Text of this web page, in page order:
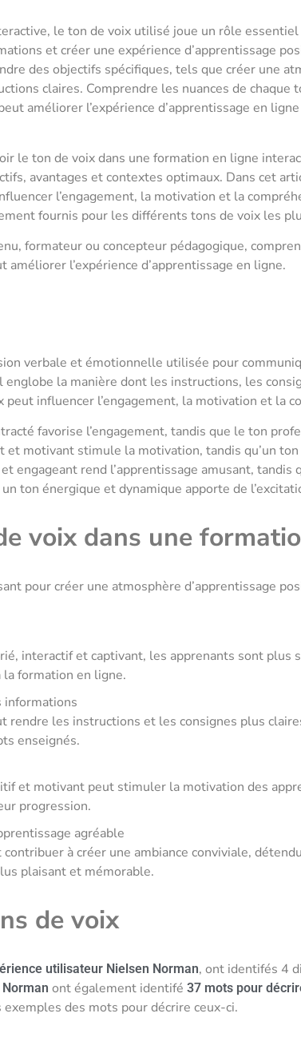
le ton de voix utilisé joue un rôle
et créer une expérience d’apprentissage
des objectifs spécifiques, tels que créer une
claires. Comprendre les nuances de chaque
améliorer l’expérience d’apprentissage en
le ton de voix dans une formation en ligne
avantages et contextes optimaux. Dans cet
l’engagement, la motivation et la
fournis pour les différents tons de voix les
formateur ou concepteur pédagogique,
l’expérience d’apprentissage en ligne.
verbale et émotionnelle utilisée pour
la manière dont les instructions, les
influencer l’engagement, la motivation et la
favorise l’engagement, tandis que le ton
et motivant stimule la motivation, tandis qu’un
engageant rend l’apprentissage amusant, tandis
ton énergique et dynamique apporte de
voix dans une
pour créer une atmosphère d’apprentissage
interactif et captivant, les apprenants sont
formation en ligne.
informations
rendre les instructions et les consignes plus
enseignés.
et motivant peut stimuler la motivation des
progression.
agréable
à créer une ambiance conviviale,
plaisant et mémorable.
de voix
utilisateur Nielsen Norman, ont identifés 4
ont également identifé 37 mots pour
des mots pour décrire ceux-ci.